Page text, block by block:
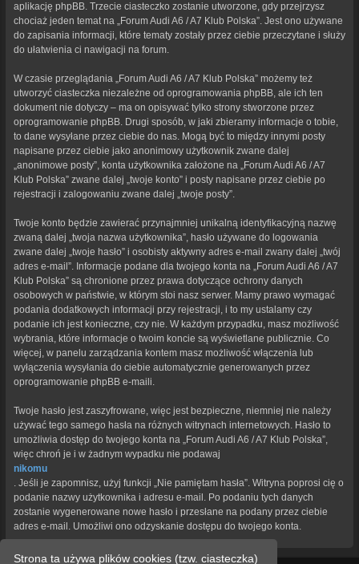
Strona ta używa plików cookies (tzw. ciasteczka)
aplikację phpBB. Trzecie ciasteczko zostanie utworzone, gdy przejrzysz
chociaż jeden temat na „Forum Audi A6 / A7 Klub Polska”. Jest ono używane
do zapisania informacji, które tematy zostały przez ciebie przeczytane i służy
do ułatwienia ci nawigacji na forum.
W czasie przeglądania „Forum Audi A6 / A7 Klub Polska” możemy też
utworzyć ciasteczka niezależne od oprogramowania phpBB, ale ich ten
dokument nie dotyczy – ma on opisywać tylko strony stworzone przez
oprogramowanie phpBB. Drugi sposób, w jaki zbieramy informacje o tobie,
to dane wysyłane przez ciebie do nas. Mogą być to między innymi posty
napisane przez ciebie jako anonimowy użytkownik zwane dalej
„anonimowe posty”, konta użytkownika założone na „Forum Audi A6 / A7
Klub Polska” zwane dalej „twoje konto” i posty napisane przez ciebie po
rejestracji i zalogowaniu zwane dalej „twoje posty”.
Twoje konto będzie zawierać przynajmniej unikalną identyfikacyjną nazwę
zwaną dalej „twoja nazwa użytkownika”, hasło używane do logowania
zwane dalej „twoje hasło” i osobisty aktywny adres e-mail zwany dalej „twój
adres e-mail”. Informacje podane dla twojego konta na „Forum Audi A6 / A7
Klub Polska” są chronione przez prawa dotyczące ochrony danych
osobowych w państwie, w którym stoi nasz serwer. Mamy prawo wymagać
podania dodatkowych informacji przy rejestracji, i to my ustalamy czy
podanie ich jest konieczne, czy nie. W każdym przypadku, masz możliwość
wybrania, które informacje o twoim koncie są wyświetlane publicznie. Co
więcej, w panelu zarządzania kontem masz możliwość włączenia lub
wyłączenia wysyłania do ciebie automatycznie generowanych przez
oprogramowanie phpBB e-maili.
Twoje hasło jest zaszyfrowane, więc jest bezpieczne, niemniej nie należy
używać tego samego hasła na różnych witrynach internetowych. Hasło to
umożliwia dostęp do twojego konta na „Forum Audi A6 / A7 Klub Polska”,
więc chroń je i w żadnym wypadku nie podawaj
nikomu
. Jeśli je zapomnisz, użyj funkcji „Nie pamiętam hasła”. Witryna poprosi cię o
podanie nazwy użytkownika i adresu e-mail. Po podaniu tych danych
zostanie wygenerowane nowe hasło i przesłane na podany przez ciebie
adres e-mail. Umożliwi ono odzyskanie dostępu do twojego konta.